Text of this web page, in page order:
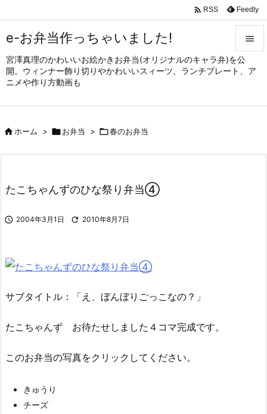
e-お弁当作っちゃいました!
宮澤真理のかわいいお絵かきお弁当(オリジナルのキャラ弁)を公
開。ウィンナー飾り切りやかわいいスィーツ、ランチプレート、ア
ニメや作り方動画も


メニュ
サイド

 RSS Feedly
ホーム > お弁当 > 春のお弁当
たこちゃんずのひな祭り弁当④
 2004年3月1日  2010年8月7日
サブタイトル：「え、ぼんぼりごっこなの？」
たこちゃんず お待たせしました４コマ完成です。
このお弁当の写真をクリックしてください。
きゅうり
チーズ